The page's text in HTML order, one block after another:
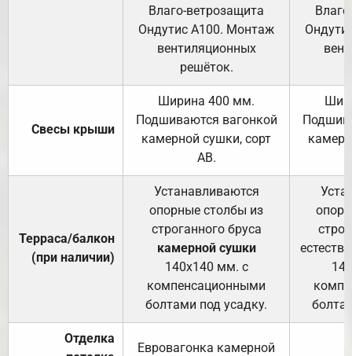
Влаго-ветрозащита
Ондутис А100. Монтаж
вентиляционных
решёток.
Свесы крыши
Ширина 400 мм.
Подшиваются вагонкой
камерной сушки, сорт
АВ.
Терраса/балкон
(при наличии)
Устанавливаются
опорные столбы из
строганного бруса
камерной сушки
140х140 мм. с
компенсационными
болтами под усадку.
Отделка
Евровагонка камерной